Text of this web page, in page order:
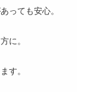
っても安心。
に。
す。